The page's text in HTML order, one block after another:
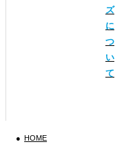
ズ
に
つ
い
て
HOME